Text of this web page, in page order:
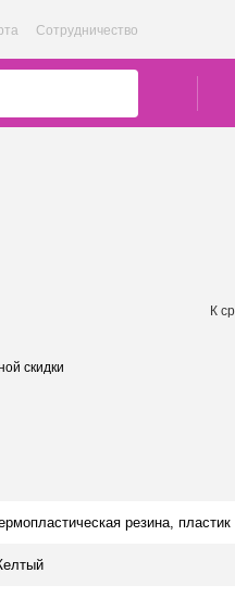
Сотрудничество
К
скидки
резина, пластик